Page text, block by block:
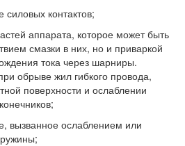
контактов;
аппарата, которое может быть
смазки в них, но и приваркой
тока через шарниры.
обрыве жил гибкого провода,
поверхности и ослаблении
вызванное ослаблением или